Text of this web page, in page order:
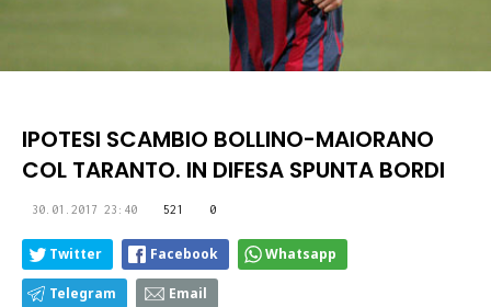
IPOTESI SCAMBIO BOLLINO-MAIORANO
COL TARANTO. IN DIFESA SPUNTA BORDI
30.01.2017 23:40 521 0
Twitter Facebook Whatsapp
Telegram Email